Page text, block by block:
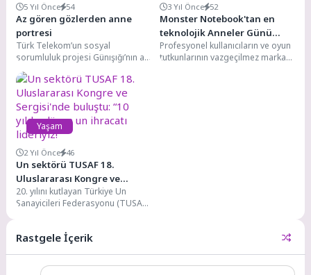
5 Yıl Önce 54
Az gören gözlerden anne
portresi
Türk Telekom’un sosyal
sorumluluk projesi Günışığı’nın az
gören çocukları, Anneler Günü’ne
özel bir sürpriz hazırladı....
3 Yıl Önce 52
Monster Notebook'tan en
teknolojik Anneler Günü
hediyesi
Profesyonel kullanıcıların ve oyun
tutkunlarının vazgeçilmez markası
Yaşam
2 Yıl Önce 46
Un sektörü TUSAF 18.
Uluslararası Kongre ve
Sergisi'nde buluştu: “10 yıldır
dünya un ihracatı lideriyiz!"
20. yılını kutlayan Türkiye Un
Sanayicileri Federasyonu (TUSAF),
Rastgele İçerik